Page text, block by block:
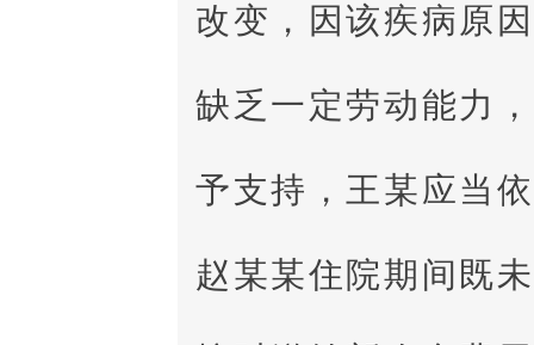
改变，因该疾病原
缺乏一定劳动能力
予支持，王某应当
赵某某住院期间既